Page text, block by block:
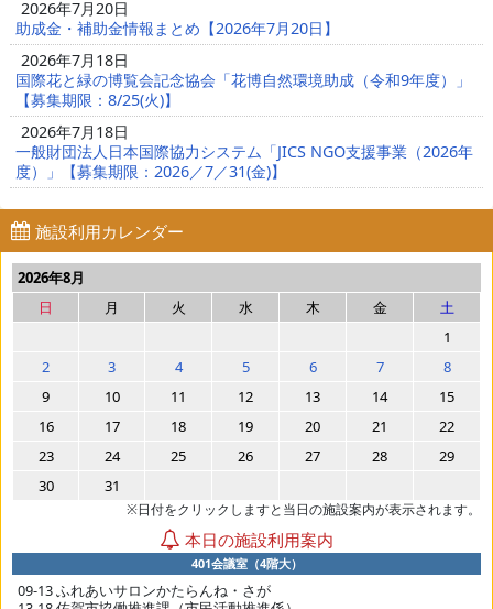
2026年7月20日
助成金・補助金情報まとめ【2026年7月20日】
2026年7月18日
国際花と緑の博覧会記念協会「花博自然環境助成（令和9年度）」
【募集期限：8/25(火)】
2026年7月18日
一般財団法人日本国際協力システム「JICS NGO支援事業（2026年
度）」【募集期限：2026／7／31(金)】
施設利用カレンダー
2026年8月
日
月 火 水 木 金
土
1
2
3 4 5 6 7
8
9
10 11 12 13 14
15
16
17 18 19 20 21
22
23
24 25 26 27 28
29
30
31
※日付をクリックしますと当日の施設案内が表示されます。
本日の施設利用案内
401会議室（4階大）
09-13 ふれあいサロンかたらんね・さが